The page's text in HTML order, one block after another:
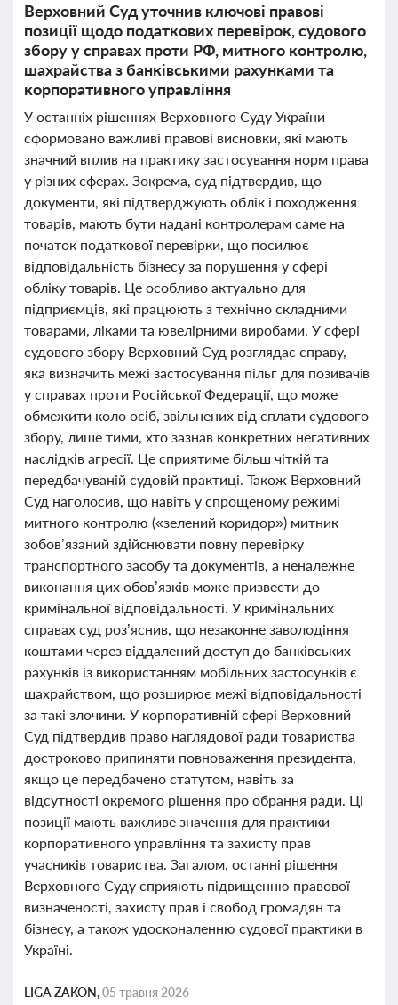
Верховний Суд уточнив ключові правові
позиції щодо податкових перевірок, судового
збору у справах проти РФ, митного контролю,
шахрайства з банківськими рахунками та
корпоративного управління
У останніх рішеннях Верховного Суду України
сформовано важливі правові висновки, які мають
значний вплив на практику застосування норм права
у різних сферах. Зокрема, суд підтвердив, що
документи, які підтверджують облік і походження
товарів, мають бути надані контролерам саме на
початок податкової перевірки, що посилює
відповідальність бізнесу за порушення у сфері
обліку товарів. Це особливо актуально для
підприємців, які працюють з технічно складними
товарами, ліками та ювелірними виробами. У сфері
судового збору Верховний Суд розглядає справу,
яка визначить межі застосування пільг для позивачів
у справах проти Російської Федерації, що може
обмежити коло осіб, звільнених від сплати судового
збору, лише тими, хто зазнав конкретних негативних
наслідків агресії. Це сприятиме більш чіткій та
передбачуваній судовій практиці. Також Верховний
Суд наголосив, що навіть у спрощеному режимі
митного контролю («зелений коридор») митник
зобов’язаний здійснювати повну перевірку
транспортного засобу та документів, а неналежне
виконання цих обов’язків може призвести до
кримінальної відповідальності. У кримінальних
справах суд роз’яснив, що незаконне заволодіння
коштами через віддалений доступ до банківських
рахунків із використанням мобільних застосунків є
шахрайством, що розширює межі відповідальності
за такі злочини. У корпоративній сфері Верховний
Суд підтвердив право наглядової ради товариства
достроково припиняти повноваження президента,
якщо це передбачено статутом, навіть за
відсутності окремого рішення про обрання ради. Ці
позиції мають важливе значення для практики
корпоративного управління та захисту прав
учасників товариства. Загалом, останні рішення
Верховного Суду сприяють підвищенню правової
визначеності, захисту прав і свобод громадян та
бізнесу, а також удосконаленню судової практики в
Україні.
LIGA ZAKON,05 травня 2026